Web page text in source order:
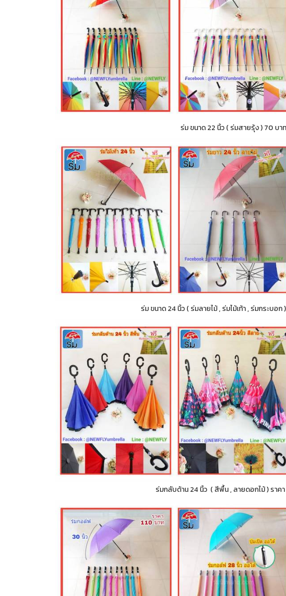
ร่ม ขนาด 22 นิ้ว ( ร่มสายรุ้ง ) 70 บาท
ร่ม ขนาด 24 นิ้ว ( ร่มลายไม้ , ร่มไม้เท้า , ร่มกระบอก
ร่มกลับด้าน 24 นิ้ว ( สีพื้น , ลายดอกไม้ ) ราค